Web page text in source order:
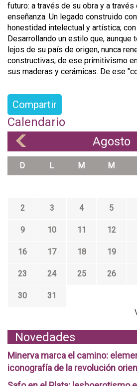
futuro: a través de su obra y a
enseñanza. Un legado construido
honestidad intelectual y artística; con
Desarrollando un estilo que, aunque
lejos de su país de origen, nunca
constructivas; de ese primitivismo
sus maderas y cerámicas. De ese
Compartir
Calendario
Agosto
D L M M
2 3 4 5
9 10 11 12
16 17 18 19
23 24 25 26
30
31
Novedades
Minerva marca el camino:
iconografía de la revolución